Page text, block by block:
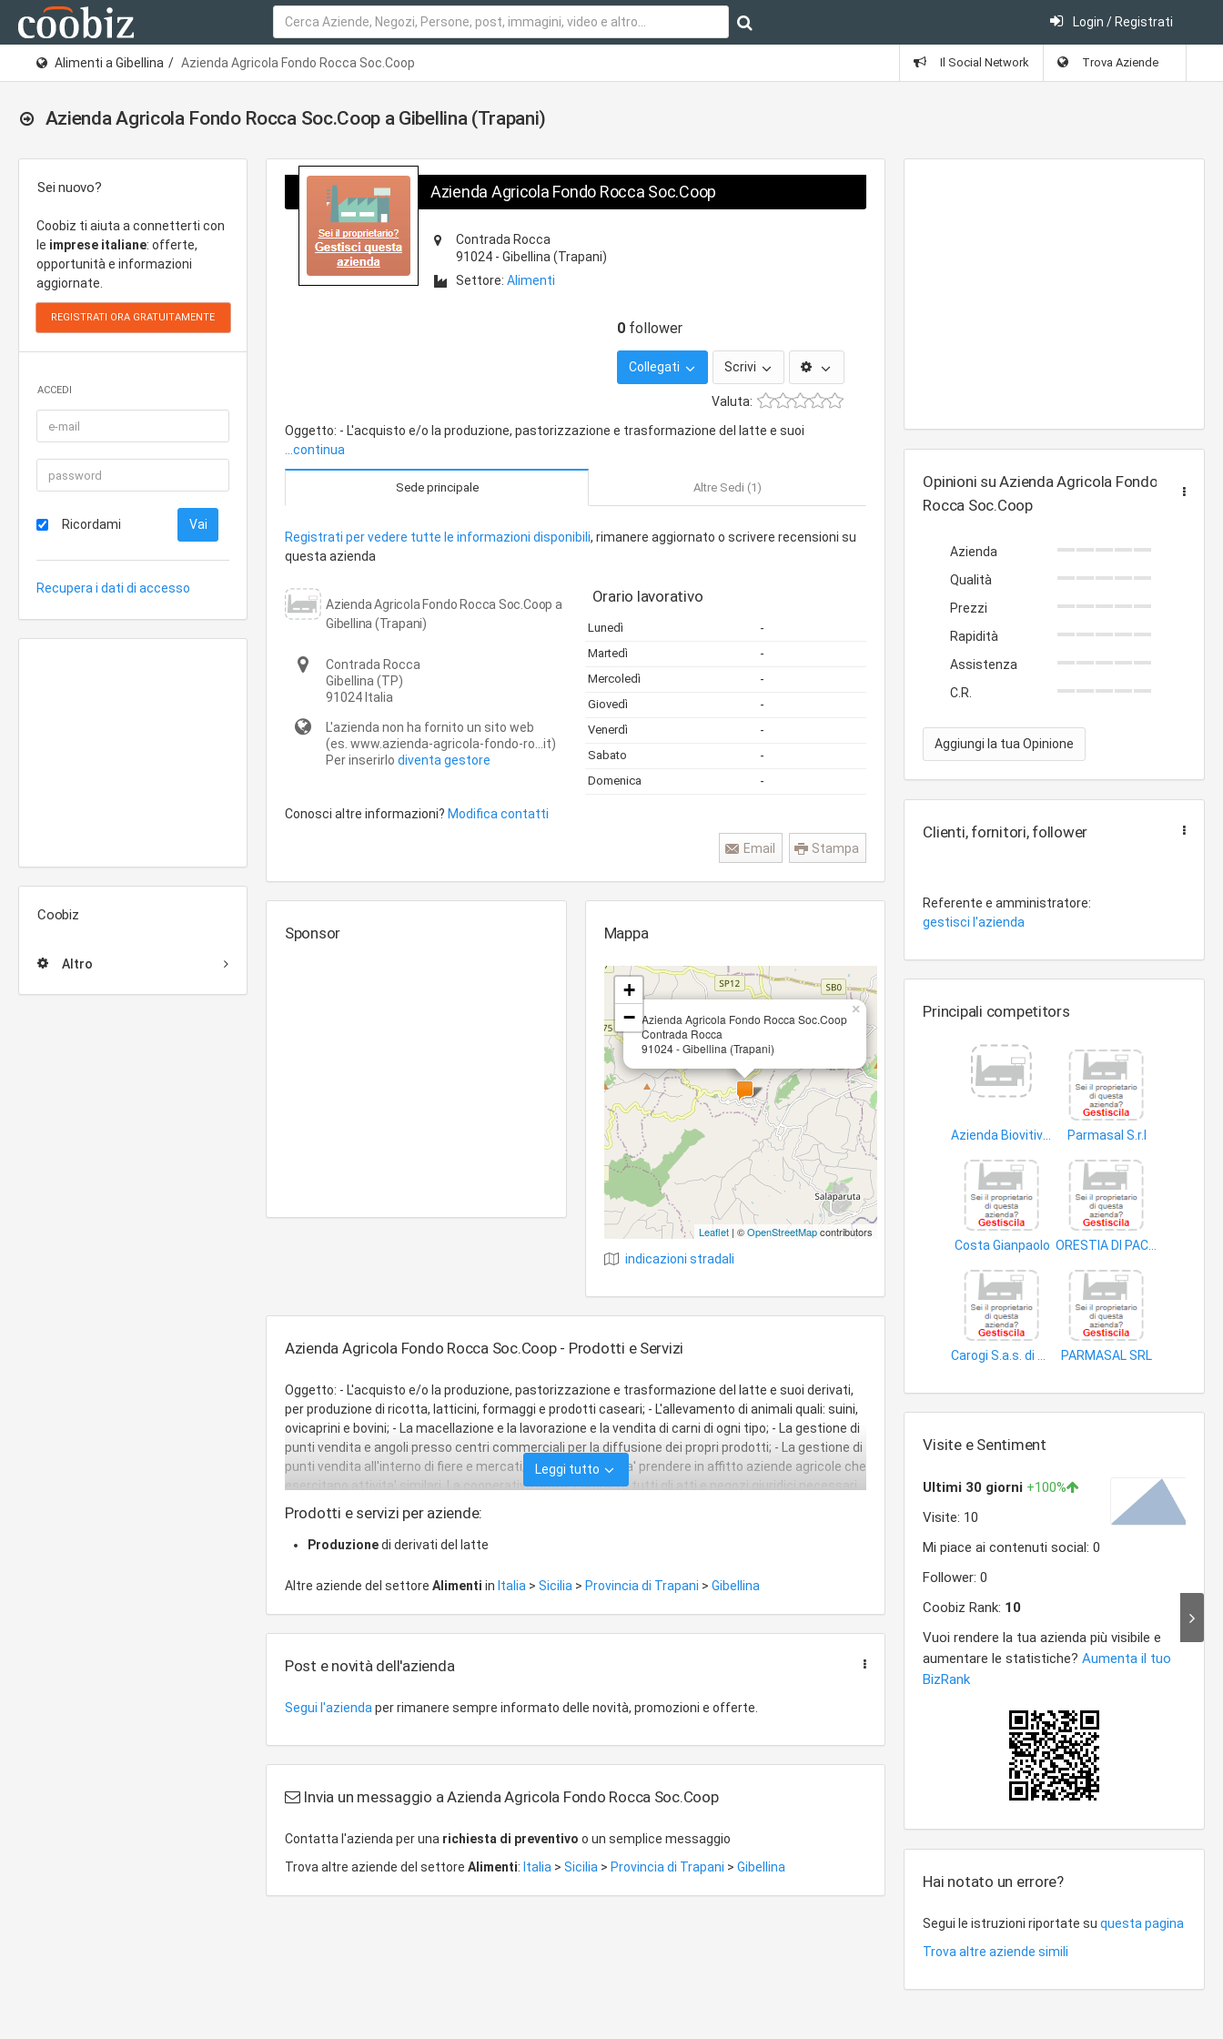
Login / Registrati
Alimenti a Gibellina Azienda Agricola Fondo Rocca Soc.Coop Il Social Network Trova Aziende
Azienda Agricola Fondo Rocca Soc.Coop a Gibellina (Trapani)
Sei nuovo?
Coobiz ti aiuta a connetterti con
le imprese italiane: offerte,
opportunità e informazioni
aggiornate.
ACCEDI
Ricordami
Recupera i dati di accesso
Coobiz
Altro
Azienda Agricola Fondo Rocca Soc.Coop
Contrada Rocca
91024 - Gibellina (Trapani)
Settore: Alimenti
0 follower
Collegati Scrivi
Valuta:
Oggetto: - L'acquisto e/o la produzione, pastorizzazione e trasformazione del latte e suoi
...continua
Sede principale Altre Sedi (1)
Registrati per vedere tutte le informazioni disponibili, rimanere aggiornato o scrivere recensioni su
questa azienda
Azienda Agricola Fondo Rocca Soc.Coop a
Gibellina (Trapani)
Contrada Rocca
Gibellina (TP)
91024 Italia
L'azienda non ha fornito un sito web
(es. www.azienda-agricola-fondo-ro...it)
Per inserirlo diventa gestore
Orario lavorativo
Lunedì -
Martedì -
Mercoledì -
Giovedì -
Venerdì -
Sabato -
Domenica -
Conosci altre informazioni? Modifica contatti
Stampa
Email
Sponsor Mappa
Azienda Agricola Fondo Rocca Soc.Coop
Contrada Rocca
91024 - Gibellina (Trapani)
×
+
−
Leaflet| ©OpenStreetMapcontributors
indicazioni stradali
Azienda Agricola Fondo Rocca Soc.Coop - Prodotti e Servizi
Oggetto: - L'acquisto e/o la produzione, pastorizzazione e trasformazione del latte e suoi derivati,
per produzione di ricotta, latticini, formaggi e prodotti caseari; - L'allevamento di animali quali: suini,
ovicaprini e bovini; - La macellazione e la lavorazione e la vendita di carni di ogni tipo; - La gestione di
punti vendita e angoli presso centri commerciali per la diffusione dei propri prodotti; - La gestione di
punti vendita all'interno di fiere e mercati; - La societa' potra' prendere in affitto aziende agricole che
esercitano attivita' similari. La cooperativa potra' compiere tutti gli atti e negozi giuridici necessari
o utili alla realizzazione degli scopi sociali, ivi compresa la costituzione di fondi per lo sviluppo
tecnologico o per la ristrutturazione o per il potenziamento aziendale, ai sensi della legge n. 59 Ed
eventuali norme modificative ed integrative; potra', inoltre, assumere partecipazioni in altre
Leggi tutto
Prodotti e servizi per aziende:
Produzionedi derivati del latte
Altre aziende del settore Alimenti in Italia > Sicilia > Provincia di Trapani > Gibellina
Post e novità dell'azienda
Segui l'azienda per rimanere sempre informato delle novità, promozioni e offerte.
Invia un messaggio a Azienda Agricola Fondo Rocca Soc.Coop
Contatta l'azienda per una richiesta di preventivo o un semplice messaggio
Trova altre aziende del settore Alimenti: Italia > Sicilia > Provincia di Trapani > Gibellina
Opinioni su Azienda Agricola Fondo
Rocca Soc.Coop
Azienda
Qualità
Prezzi
Rapidità
Assistenza
C.R.
Aggiungi la tua Opinione
Clienti, fornitori, follower
Referente e amministratore:
gestisci l'azienda
Principali competitors
Parmasal S.r.l
Costa Gianpaolo
PARMASAL SRL
Visite e Sentiment
Hai notato un errore?
Segui le istruzioni riportate suquesta pagina
Trova altre aziende simili